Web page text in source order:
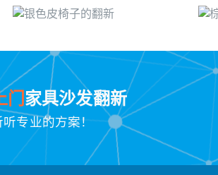
家具沙发翻新
专业的方案！